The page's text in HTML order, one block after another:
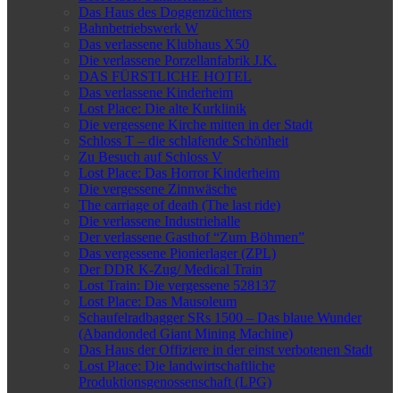
Das Haus des Doggenzüchters
Bahnbetriebswerk W
Das verlassene Klubhaus X50
Die verlassene Porzellanfabrik J.K.
DAS FÜRSTLICHE HOTEL
Das verlassene Kinderheim
Lost Place: Die alte Kurklinik
Die vergessene Kirche mitten in der Stadt
Schloss T – die schlafende Schönheit
Zu Besuch auf Schloss V
Lost Place: Das Horror Kinderheim
Die vergessene Zinnwäsche
The carriage of death (The last ride)
Die verlassene Industriehalle
Der verlassene Gasthof “Zum Böhmen”
Das vergessene Pionierlager (ZPL)
Der DDR K-Zug/ Medical Train
Lost Train: Die vergessene 528137
Lost Place: Das Mausoleum
Schaufelradbagger SRs 1500 – Das blaue Wunder
(Abandonded Giant Mining Machine)
Das Haus der Offiziere in der einst verbotenen Stadt
Lost Place: Die landwirtschaftliche
Produktionsgenossenschaft (LPG)